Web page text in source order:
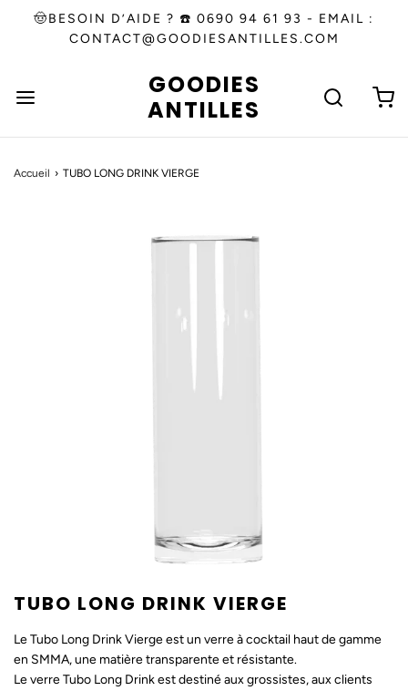
🤠BESOIN D’AIDE ? ☎️ 0690 94 61 93 - EMAIL :
CONTACT@GOODIESANTILLES.COM
GOODIES
ANTILLES
Accueil › TUBO LONG DRINK VIERGE
TUBO LONG DRINK VIERGE
Le Tubo Long Drink Vierge est un verre à cocktail haut de gamme
en SMMA, une matière transparente et résistante.
Le verre Tubo Long Drink est destiné aux grossistes, aux clients